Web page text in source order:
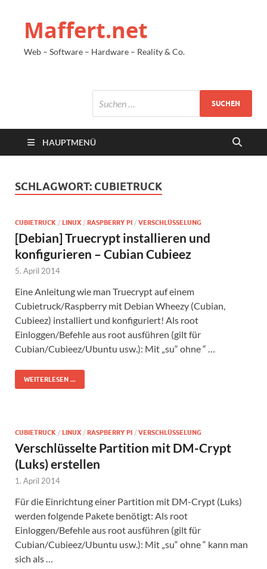
Maffert.net
Web – Software – Hardware – Reality & Co.
HAUPTMENÜ
SCHLAGWORT: CUBIETRUCK
CUBIETRUCK / LINUX / RASPBERRY PI / VERSCHLÜSSELUNG
[Debian] Truecrypt installieren und
konfigurieren – Cubian Cubieez
5. April 2014
Eine Anleitung wie man Truecrypt auf einem
Cubietruck/Raspberry mit Debian Wheezy (Cubian,
Cubieez) installiert und konfiguriert! Als root
Einloggen/Befehle aus root ausführen (gilt für
Cubian/Cubieez/Ubuntu usw.): Mit „su“ ohne “ …
WEITERLESEN ...
CUBIETRUCK / LINUX / RASPBERRY PI / VERSCHLÜSSELUNG
Verschlüsselte Partition mit DM-Crypt
(Luks) erstellen
1. April 2014
Für die Einrichtung einer Partition mit DM-Crypt (Luks)
werden folgende Pakete benötigt: Als root
Einloggen/Befehle aus root ausführen (gilt für
Cubian/Cubieez/Ubuntu usw.): Mit „su“ ohne “ kann man
sich als …